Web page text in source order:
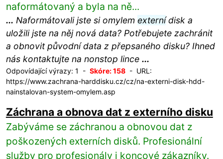
naformátovaný a byla na ně...
... Naformátovali jste si omylem externídisk a
uložili jste na něj nová data? Potřebujete zachránit
a obnovit původní data z přepsaného disku? Ihned
nás kontaktujte na nonstop lince ...
Odpovídající výrazy: 1 - Skóre: 158- URL:
https://www.zachrana-harddisku.cz/cz/na-externi-disk-hdd-
nainstalovan-system-omylem.asp
Záchrana a obnova dat z externího disku
Zabýváme se záchranou a obnovou dat z
poškozených externích disků. Profesionální
služby pro profesionály i koncové zákazníky.